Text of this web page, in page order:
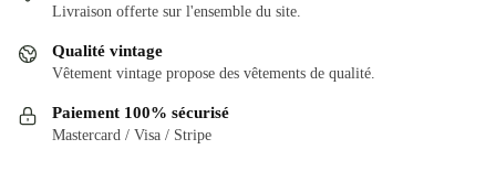
Livraison offerte sur l'ensemble du site.
Qualité vintage
Vêtement vintage propose des vêtements de qualité.
Paiement 100% sécurisé
Mastercard / Visa / Stripe